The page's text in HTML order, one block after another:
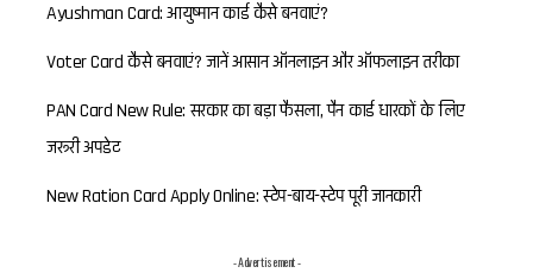
Ayushman Card: आयुष्मान कार्ड कैसे बनवाएं?
Voter Card कैसे बनवाएं? जानें आसान ऑनलाइन और ऑफलाइन तरीका
PAN Card New Rule: सरकार का बड़ा फैसला, पैन कार्ड धारकों के लिए
जरूरी अपडेट
New Ration Card Apply Online: स्टेप-बाय-स्टेप पूरी जानकारी
- Advertisement -